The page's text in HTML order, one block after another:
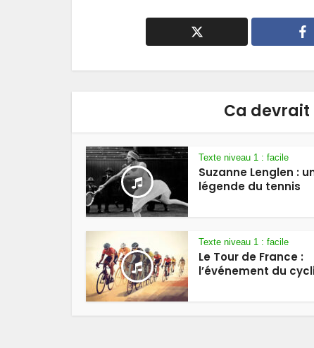
Ca devrait
Texte niveau 1 : facile
Suzanne Lenglen :
légende du tennis
Texte niveau 1 : facile
Le Tour de France :
l’événement du